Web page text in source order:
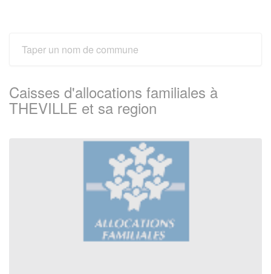
Caisses d'allocations familiales à
THEVILLE et sa region